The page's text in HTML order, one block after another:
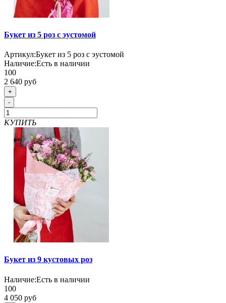
Букет из 5 роз с эустомой
Артикул:Букет из 5 роз с эустомой
Наличие:Есть в наличии
100
2 640 руб
+
-
КУПИТЬ
Букет из 9 кустовых роз
Наличие:Есть в наличии
100
4 050 руб